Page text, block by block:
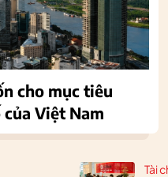
Tài
cho mục tiêu
Việt Nam